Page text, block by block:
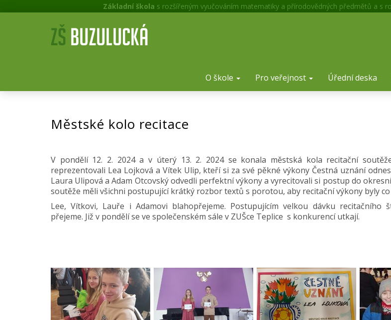
Základní škola s rozšířeným vyučováním matematiky a přírodovědných předmětů a s
O škole Pro veřejnost Úřední deska
Městské kolo recitace
V pondělí 12. 2. 2024 a v úterý 13. 2. 2024 se konala městská kola recitační
reprezentovali Lea Lojková a Vítek Ulip, kteří si za své pěkné výkony Čestná uznání
Laura Ulipová a Adam Otcovský odvedli perfektní výkony a vyrecitovali si postup do
soutěže měli všichni postupující krátký rozbor textů s porotou, aby recitační výkony byly co
Lee, Vítkovi, Lauře i Adamovi blahopřejeme. Postupujícím velkou dávku recitačního
přejeme. Již v pondělí se ve společenském sále v ZUŠce Teplice s konkurencí utkají.